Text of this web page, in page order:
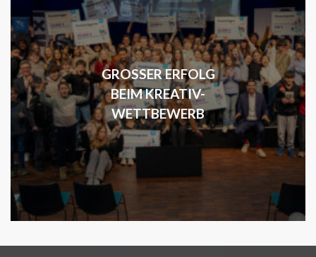
GROSSER ERFOLG B
EIM KREATIV-W
ETTBEWERB